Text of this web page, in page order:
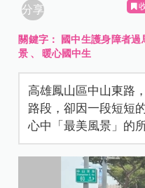
分享
關鍵字： 國中生護身障者過
景 、暖心國中生
高雄鳳山區中山東路
路段，卻因一段短短
心中「最美風景」的所